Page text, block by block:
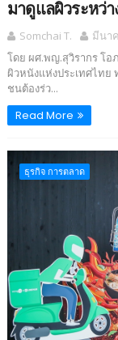
มาดูแลผิวระหว่
Somchai T.
มีนา
โดย ผศ.พญ.สุวิรากร โ
ผิวหนังแห่งประเทศไทย
ชนต้องร่ว...
Read More
ธุรกิจ การตลาด